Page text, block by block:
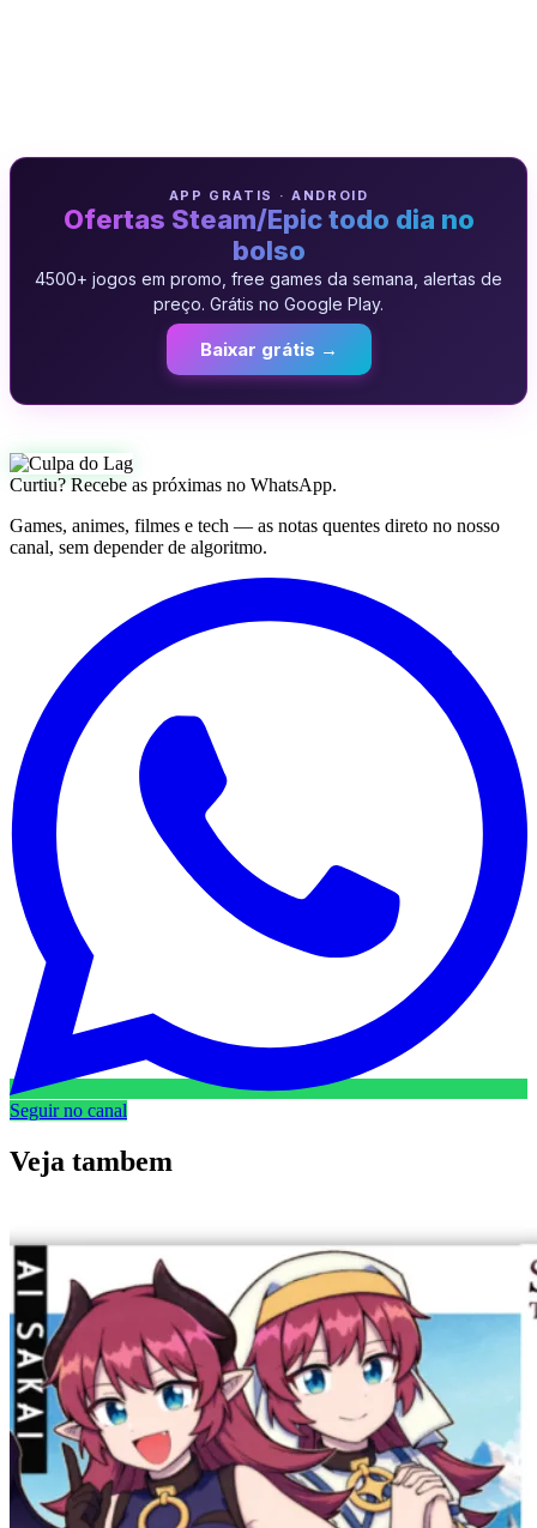
APP GRATIS · ANDROID
Ofertas Steam/Epic todo dia no
bolso
4500+ jogos em promo, free games da semana, alertas de
preço. Grátis no Google Play.
Baixar grátis →
Curtiu? Recebe as próximas no WhatsApp.
Games, animes, filmes e tech — as notas quentes direto no nosso
canal, sem depender de algoritmo.
Seguir no canal
Veja tambem